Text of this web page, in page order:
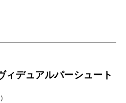
ィデュアルパーシュート